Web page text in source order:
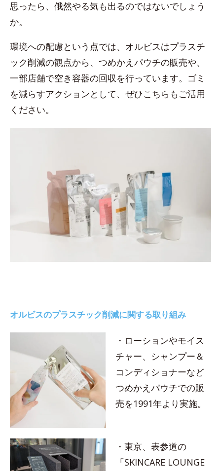
思ったら、俄然やる気も出るのではないでしょう
か。
環境への配慮という点では、オルビスはプラスチ
ック削減の観点から、つめかえパウチの販売や、
一部店舗で空き容器の回収を行っています。ゴミ
を減らすアクションとして、ぜひこちらもご活用
ください。
オルビスのプラスチック削減に関する取り組み
・ローションやモイス
チャー、シャンプー＆
コンディショナーなど
つめかえパウチでの販
売を1991年より実施。
・東京、表参道の
「SKINCARE LOUNGE